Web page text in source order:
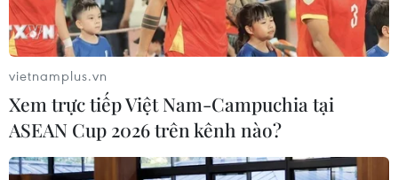
Ông Nguyễn Đỗ Anh Tuấn, Vụ trưởng Vụ Hợp tác quốc tế ký kết
Biên bản ghi nhớ hợp tác kỹ thuật với ông Ryan LeGrand, Chủ
tịch Hiệp hội Ngũ cốc Hoa Kỳ. (Ảnh: Vietnam+)
Cũng nhân dịp cuộc làm việc với Hội đồng Ngũ
cốc Hoa Kỳ, Thứ trưởng Lê Quốc Doanh đã
chứng kiến lễ ký biên bản hợp tác kỹ thuật giữa
vietnamplus.vn
Xem trực tiếp Việt Nam-Campuchia tại
ASEAN Cup 2026 trên kênh nào?